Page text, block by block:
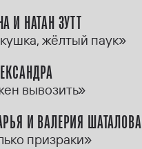
И НАТАН ЗУТТ
жёлтый паук»
вывозить»
И ВАЛЕРИЯ ШАТАЛОВА
призраки»